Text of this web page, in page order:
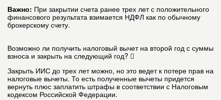
Важно: При закрытии счета ранее трех лет с положительного
финансового результата взимается НДФЛ как по обычному
брокерскому счету.
Возможно ли получить налоговый вычет на второй год с суммы
взноса и закрыть на следующий год?
Закрыть ИИС до трех лет можно, но это ведет к потере прав на
налоговые вычеты. То есть полученные вычеты придется
вернуть плюс заплатить штрафы в соответствии с Налоговым
кодексом Российской Федерации.